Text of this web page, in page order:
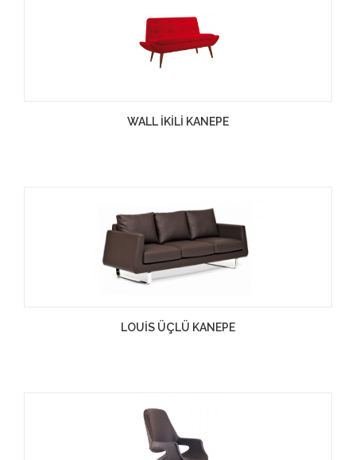
WALL İKİLİ KANEPE
LOUİS ÜÇLÜ KANEPE